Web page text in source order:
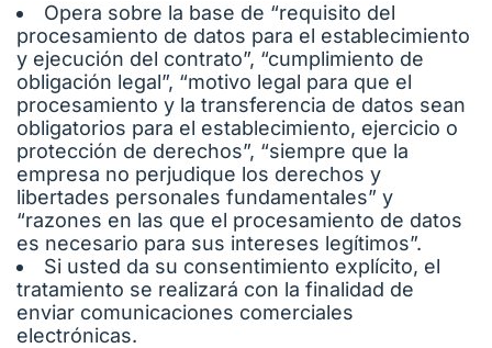
Opera sobre la base de “requisito del
procesamiento de datos para el establecimiento
y ejecución del contrato”, “cumplimiento de
obligación legal”, “motivo legal para que el
procesamiento y la transferencia de datos sean
obligatorios para el establecimiento, ejercicio o
protección de derechos”, “siempre que la
empresa no perjudique los derechos y
libertades personales fundamentales” y
“razones en las que el procesamiento de datos
es necesario para sus intereses legítimos”.
Si usted da su consentimiento explícito, el
tratamiento se realizará con la finalidad de
enviar comunicaciones comerciales
electrónicas.